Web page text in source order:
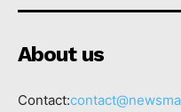
About us
Contact: